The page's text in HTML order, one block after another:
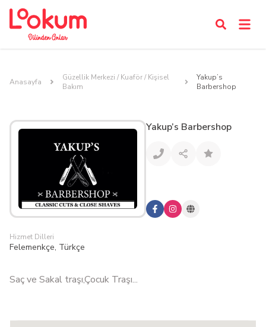
Anasayfa
Güzellik Merkezi / Kuaför / Kişisel
Bakım
Yakup’s
Barbershop
Yakup’s Barbershop
Hizmet Dilleri
Felemenkçe, Türkçe
Saç ve Sakal traşı,Çocuk Traşı...